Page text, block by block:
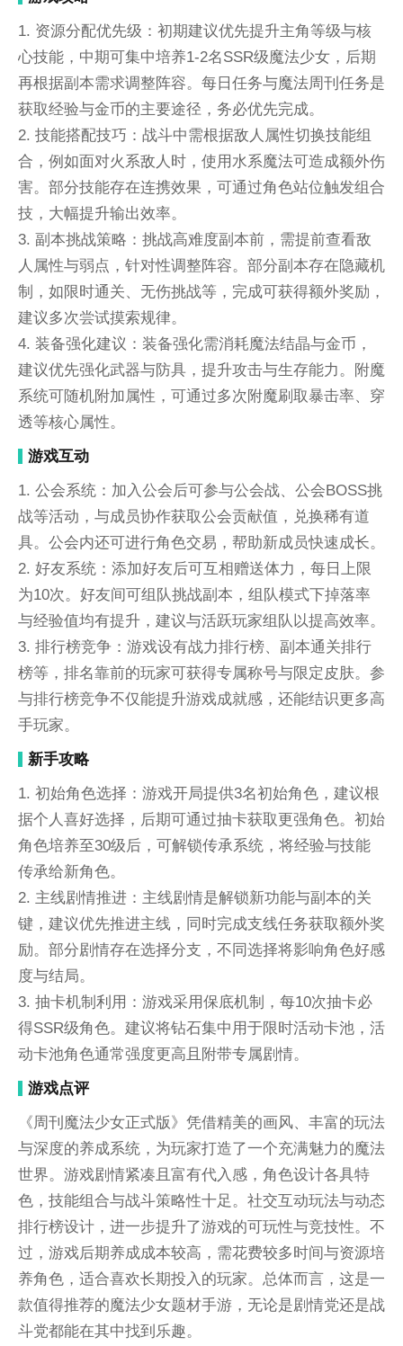
1. 资源分配优先级：初期建议优先提升主角等级与核
心技能，中期可集中培养1-2名SSR级魔法少女，后期
再根据副本需求调整阵容。每日任务与魔法周刊任务是
获取经验与金币的主要途径，务必优先完成。
2. 技能搭配技巧：战斗中需根据敌人属性切换技能组
合，例如面对火系敌人时，使用水系魔法可造成额外伤
害。部分技能存在连携效果，可通过角色站位触发组合
技，大幅提升输出效率。
3. 副本挑战策略：挑战高难度副本前，需提前查看敌
人属性与弱点，针对性调整阵容。部分副本存在隐藏机
制，如限时通关、无伤挑战等，完成可获得额外奖励，
建议多次尝试摸索规律。
4. 装备强化建议：装备强化需消耗魔法结晶与金币，
建议优先强化武器与防具，提升攻击与生存能力。附魔
系统可随机附加属性，可通过多次附魔刷取暴击率、穿
透等核心属性。
游戏互动
1. 公会系统：加入公会后可参与公会战、公会BOSS挑
战等活动，与成员协作获取公会贡献值，兑换稀有道
具。公会内还可进行角色交易，帮助新成员快速成长。
2. 好友系统：添加好友后可互相赠送体力，每日上限
为10次。好友间可组队挑战副本，组队模式下掉落率
与经验值均有提升，建议与活跃玩家组队以提高效率。
3. 排行榜竞争：游戏设有战力排行榜、副本通关排行
榜等，排名靠前的玩家可获得专属称号与限定皮肤。参
与排行榜竞争不仅能提升游戏成就感，还能结识更多高
手玩家。
新手攻略
1. 初始角色选择：游戏开局提供3名初始角色，建议根
据个人喜好选择，后期可通过抽卡获取更强角色。初始
角色培养至30级后，可解锁传承系统，将经验与技能
传承给新角色。
2. 主线剧情推进：主线剧情是解锁新功能与副本的关
键，建议优先推进主线，同时完成支线任务获取额外奖
励。部分剧情存在选择分支，不同选择将影响角色好感
度与结局。
3. 抽卡机制利用：游戏采用保底机制，每10次抽卡必
得SSR级角色。建议将钻石集中用于限时活动卡池，活
动卡池角色通常强度更高且附带专属剧情。
游戏点评
《周刊魔法少女正式版》凭借精美的画风、丰富的玩法
与深度的养成系统，为玩家打造了一个充满魅力的魔法
世界。游戏剧情紧凑且富有代入感，角色设计各具特
色，技能组合与战斗策略性十足。社交互动玩法与动态
排行榜设计，进一步提升了游戏的可玩性与竞技性。不
过，游戏后期养成成本较高，需花费较多时间与资源培
养角色，适合喜欢长期投入的玩家。总体而言，这是一
款值得推荐的魔法少女题材手游，无论是剧情党还是战
斗党都能在其中找到乐趣。